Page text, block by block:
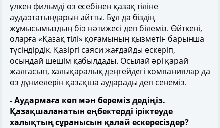
үлкен фильмді өз есебінен қазақ тіліне
аудартатындарын айтты. Бұл да біздің
жұмысымыздың бір нәтижесі деп білеміз. Өйткені,
оларға «Қазақ тілі» қоғамының қызметін барынша
түсіндірдік. Қазіргі саяси жағдайды ескеріп,
осындай шешім қабылдады. Осылай әрі қарай
жалғасып, халықаралық деңгейдегі компаниялар да
өз дүниелерін қазақша аударады деп сенеміз.
- Аудармаға көп мән береміз дедіңіз.
Қазақшаланатын еңбектерді іріктеуде
халықтың сұранысын қалай ескересіздер?